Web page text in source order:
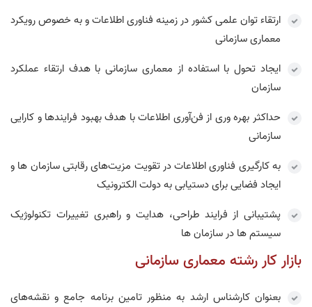
ارتقاء توان علمی کشور در زمینه فناوری اطلاعات و به خصوص رویکرد
معماری سازمانی
ایجاد تحول با استفاده از معماری سازمانی با هدف ارتقاء عملکرد
سازمان
حداکثر بهره وری از فن‌آوری اطلاعات با هدف بهبود فرایندها و کارایی
سازمانی
به کارگیری فناوری اطلاعات در تقویت مزیت‌های رقابتی سازمان ها و
ایجاد فضایی برای دستیابی به دولت الکترونیک
پشتیبانی از فرایند طراحی، هدایت و راهبری تغییرات تکنولوژیک
سیستم ها در سازمان ها
بازار کار رشته معماری سازمانی
بعنوان کارشناس ارشد به منظور تامین برنامه جامع و نقشه‌های